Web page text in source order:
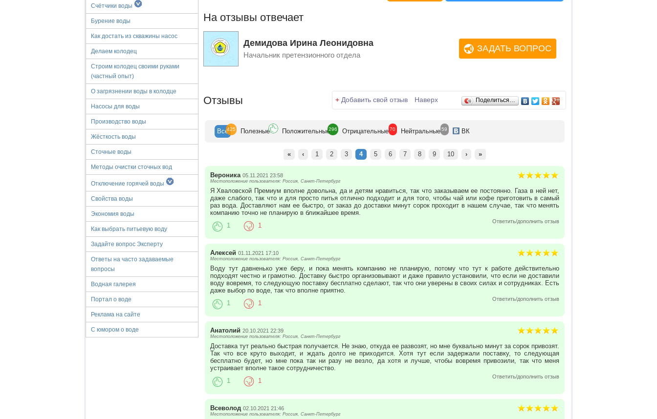
Счётчики воды
Бурение воды
Как достать из скважины насос
Делаем колодец
Строим колодец своими руками
(частный опыт)
О загрязнении воды в колодце
Насосы для воды
Производство воды
Жёсткость воды
Сточные воды
Методы очистки сточных вод
Отключение горячей воды
Свойства воды
Экономия воды
Как выбрать питьевую воду
Задайте вопрос Эксперту
Ответы на часто задаваемые
вопросы
Водная галерея
Портал о воде
Реклама на сайте
С юмором о воде
На отзывы отвечает
Демидова Ирина Леонидовна
Начальник претензионного отдела
ЗАДАТЬ ВОПРОС
Отзывы + Добавить свой отзыв Наверх Поделиться…
Все425 Полезные Положительные296 Отрицательные 70 Нейтральные 59 ВК
« ‹ 1 2 3 4 5 6 7 8 9 10 › »
Вероника 05.11.2021 23:58
Местоположение пользователя: Россия, Санкт-Петербург
Я Хваловской Премиум вполне довольна, да и детям нравиться, так что заказываем ее постоянно. Газа в ней нет,
даже слабого, так что и для просто питья отлично подходит и для того, чтобы чай или кофе приготовить в самый
раз вода. Доставляют нам ее быстро, от заказ до доставки минут сорок проходит в нашем случае, так что менять
компанию точно не планирую в ближайшее время.
Ответить/дополнить отзыв
1 1
Алексей 01.11.2021 17:10
Местоположение пользователя: Россия, Санкт-Петербург
Воду тут давненько уже беру, и пока менять компанию не планирую, потому что тут к работе действительно
подходят честно и грамотно. Доставку быстро организовывают и даже правило установили, что если не доставили
воду вовремя, то следующую поставку бесплатно сделают, так что они уверены в своих силах и сотрудниках. Есть
даже выбор по воде, так что вполне приятно.
Ответить/дополнить отзыв
1 1
Анатолий 20.10.2021 22:39
Местоположение пользователя: Россия, Санкт-Петербург
Доставка тут реально быстрая получается. Не знаю, откуда ее развозят, но мне буквально минут за сорок привозят.
Так что все круто выходит, и ждать долго не приходится. Хотя тут если задержали поставку, то следующая
бесплатно будет, но мне пока так ни разу не везло, да хотя и лучше, чтобы вовремя привозили, так что меня
устраивает вполне такое сотрудничество.
Ответить/дополнить отзыв
1 1
Всеволод 02.10.2021 21:46
Местоположение пользователя: Россия, Санкт-Петербург